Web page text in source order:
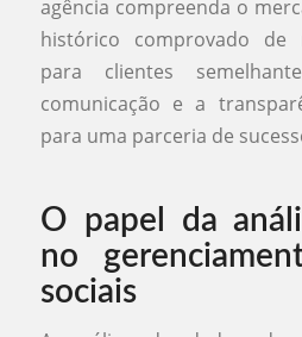
agência compreenda o
histórico comprovado de
para clientes
comunicação e a
para uma parceria de
O papel da
no
sociais